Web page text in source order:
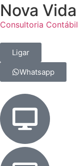
Nova
Consultoria Contábil
Ligar
Whatsapp